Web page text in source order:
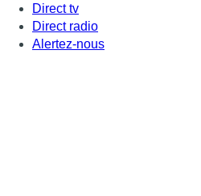
Direct tv
Direct radio
Alertez-nous